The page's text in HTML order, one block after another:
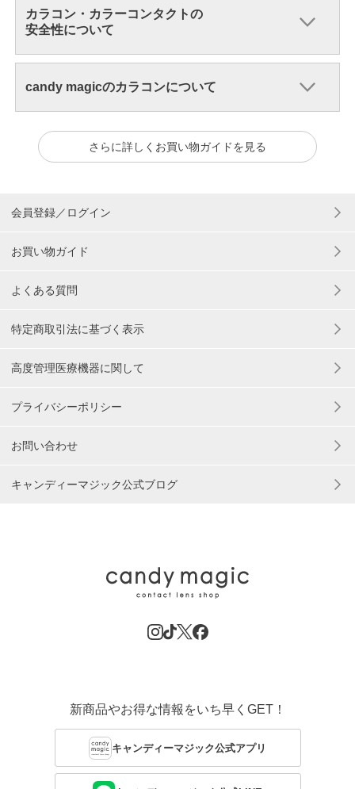
カラコン・カラーコンタクトの
安全性について
candy magicのカラコンについて
さらに詳しくお買い物ガイドを見る
会員登録／ログイン
お買い物ガイド
よくある質問
特定商取引法に基づく表示
高度管理医療機器に関して
プライバシーポリシー
お問い合わせ
キャンディーマジック公式ブログ
新商品やお得な情報をいち早くGET！
キャンディーマジック公式アプリ